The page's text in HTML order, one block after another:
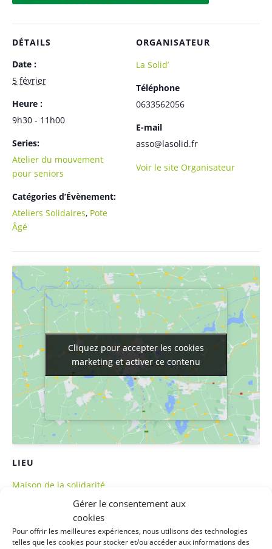
Gérer le consentement aux
cookies
Pour offrir les meilleures expériences, nous utilisons des technologies
telles que les cookies pour stocker et/ou accéder aux informations des
DÉTAILS
Date :
5 février
Heure :
9h30 - 11h00
Series:
Atelier du mouvement
pour seniors
Catégories d’Évènement:
Ateliers Solidaires, Pote
Âgé
ORGANISATEUR
La Solid’
Téléphone
0633562056
E-mail
asso@lasolid.fr
Voir le site Organisateur
LIEU
Maison de la solidarité
1 rue des filatures
France + Google Map
Téléphone
Cliquez pour accepter les cookies
marketing et activer ce contenu
Cliquez pour accepter les cookies
marketing et activer ce contenu